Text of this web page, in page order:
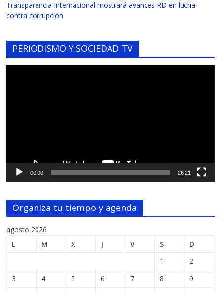
Transparencia Internacional mostrará avances RD en lucha
contra corrupción
PERIODISMO Y SOCIEDAD TV
00:00 26:21
Organiza tu tiempo y agenda
agosto 2026
L
M X J V S
D
1
2
3
4 5 6 7 8
9